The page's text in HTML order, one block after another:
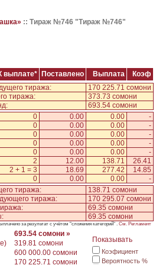
:: Тираж №746 "Тираж №746"
выплате* Поставлено Выплата
Коэф
тиража:
170 225.71 сомони
тиража:
373.73 сомони
693.54 сомони
0 0.00 0.00
-
0 0.00 0.00
-
0 0.00 0.00
-
0 0.00 0.00
-
0 0.00 0.00
-
2 12.00 138.71
26.41
2 + 1 = 3 18.69 277.42
14.85
0 0.00 0.00
-
тиража:
138.71 сомони
тиража:
170 295.07 сомони
69.35 сомони
69.35 сомони
за результат с учётом "сложения категорий" . См. Регламент
693.54 сомони »
319.81 сомони
600 000.00 сомони
170 225.71 сомони
Показывать
Коэфициент
Вероятность %